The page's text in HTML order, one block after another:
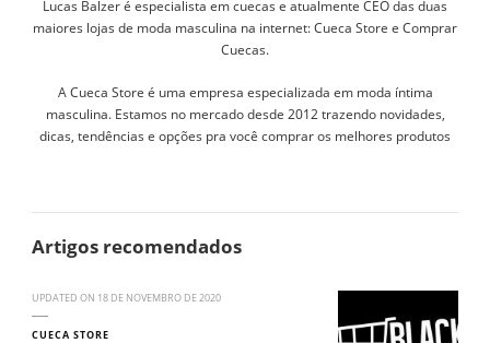
Lucas Balzer é especialista em cuecas e atualmente CEO das duas
maiores lojas de moda masculina na internet: Cueca Store e Comprar
Cuecas.
A Cueca Store é uma empresa especializada em moda íntima
masculina. Estamos no mercado desde 2012 trazendo novidades,
dicas, tendências e opções pra você comprar os melhores produtos
Artigos recomendados
UPDATED ON 18 DE NOVEMBRO DE 2020
CUECA STORE